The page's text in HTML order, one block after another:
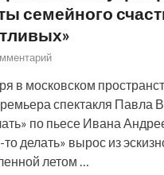
семейного
в московском
спектакля Павла
по пьесе Ивана
делать» вырос из
летом …